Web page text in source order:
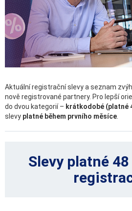
Aktuální registrační slevy a seznam
nově registrované partnery. Pro lepší
do dvou kategorií – krátkodobé (platné
slevy platné během prvního měsíce.
Slevy platné